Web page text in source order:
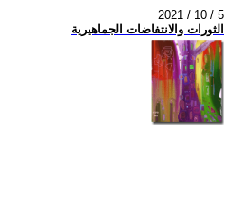
2021 / 10 / 5
الثورات والانتفاضات الجماهيرية